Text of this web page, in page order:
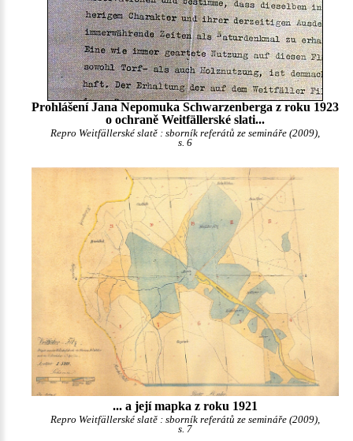
Prohlášení Jana Nepomuka Schwarzenberga z roku 1923
o ochraně Weitfällerské slati...
Repro Weitfällerské slatě : sborník referátů ze semináře (2009),
s. 6
... a její mapka z roku 1921
Repro Weitfällerské slatě : sborník referátů ze semináře (2009),
s. 7